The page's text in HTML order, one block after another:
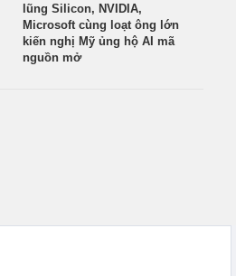
lũng Silicon, NVIDIA,
Microsoft cùng loạt ông lớn
kiến nghị Mỹ ủng hộ AI mã
nguồn mở